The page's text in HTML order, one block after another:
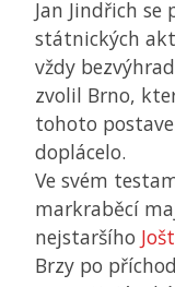
Jan Jindřich
státnických
vždy
zvolil Brno,
tohoto
doplácelo.
Ve svém
markraběcí
nejstaršího
Brzy po